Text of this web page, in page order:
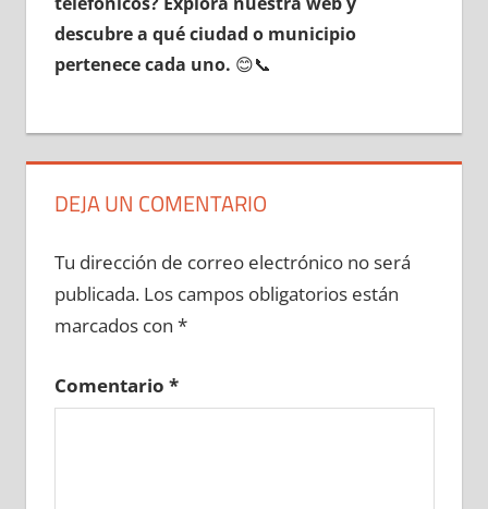
descubre а qué ciudad ο municipio
pertenece cada uno. 😊📞
DEJA UN COMENTARIO
Tu dirección de correo electrónico no será
publicada. Los campos obligatorios están
marcados con *
Comentario *